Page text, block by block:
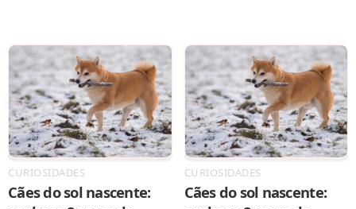
CURIOSIDADES
Cães do sol nascente:
CURIOSIDADES
Cães do sol nascente: